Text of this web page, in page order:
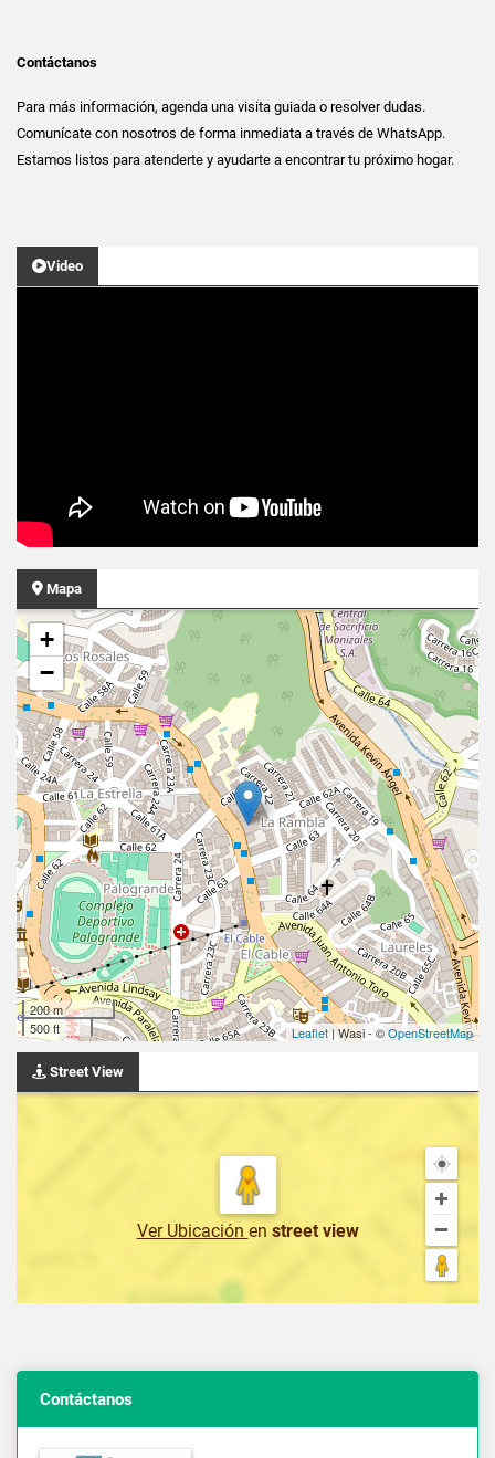
Contáctanos
Para más información, agenda una visita guiada o resolver dudas.
Comunícate con nosotros de forma inmediata a través de WhatsApp.
Estamos listos para atenderte y ayudarte a encontrar tu próximo hogar.
Video
Mapa
+
−
200 m
500 ft
Leaflet| Wasi - ©OpenStreetMap
Street View
Ver Ubicación en street view
Contáctanos